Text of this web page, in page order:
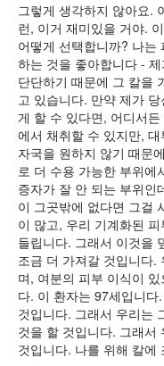
그렇게 생각하지 않아요.
런, 이거 재미있을 거야.
어떻게 선택합니까? 나는
하는 것을 좋아합니다 -
단단하기 때문에 그 칼을
고 있습니다. 만약 제가
게 할 수 있다면, 어디서
에서 채취할 수 있지만,
자국을 원하지 않기 때문
로 더 수용 가능한 부위에
증자가 잘 안 되는 부위인
이 그곳밖에 없다면 그걸
이 많고, 우리 기계화된
들립니다. 그래서 이것을
조금 더 가져갈 것입니다.
며, 여분의 피부 이식이
다. 이 환자는 97세입니
것입니다. 그래서 우리는
것을 할 것입니다. 그래서
것입니다. 나를 위해 칼에